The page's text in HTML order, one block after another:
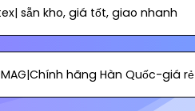
sẵn kho, giá tốt, giao nhanh
hãng Hàn Quốc-giá rẻ